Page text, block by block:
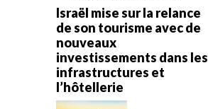
Israël mise sur la relance
de son tourisme avec de
nouveaux
investissements dans les
infrastructures et
l’hôtellerie